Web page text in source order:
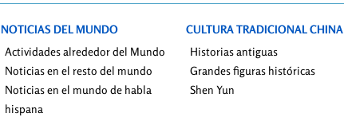
NOTICIAS DEL MUNDO
Actividades alrededor del Mundo
Noticias en el resto del mundo
Noticias en el mundo de habla
hispana
CULTURA TRADICIONAL CHINA
Historias antiguas
Grandes figuras históricas
Shen Yun